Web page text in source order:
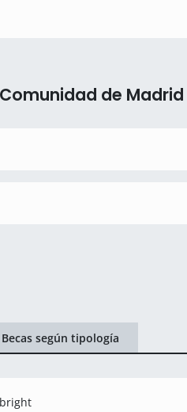
de Madrid
Becas según tipología